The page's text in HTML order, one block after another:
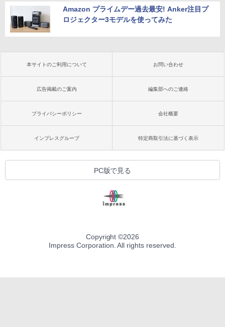
Amazon プライムデー過去最安! Anker注目プ
ロジェクター3モデルを使ってみた
本サイトのご利用について お問い合わせ
広告掲載のご案内 編集部へのご連絡
プライバシーポリシー 会社概要
インプレスグループ 特定商取引法に基づく表示
PC版で見る
Copyright ©2026
Impress Corporation. All rights reserved.